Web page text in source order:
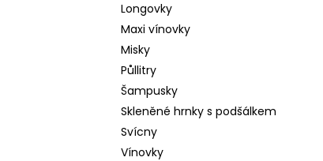
Longovky
Maxi vínovky
Misky
Půllitry
Šampusky
Skleněné hrnky s podšálkem
Svícny
Vínovky